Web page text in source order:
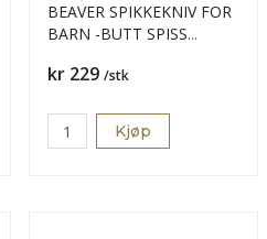
BEAVER SPIKKEKNIV FOR
BARN -BUTT SPISS
Pris
kr 229 /stk
Kjøp